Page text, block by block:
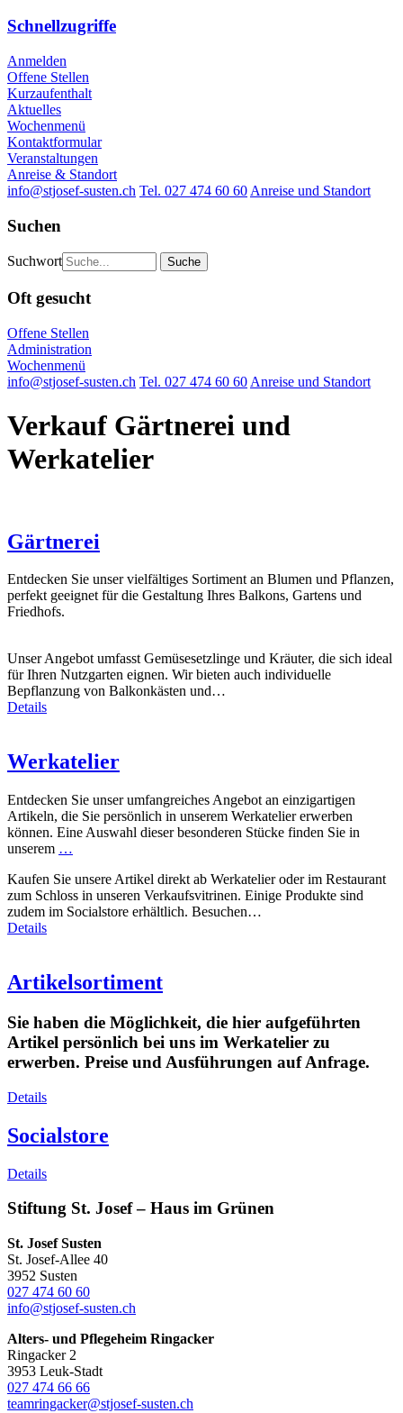
Schnellzugriffe
Anmelden
Offene Stellen
Kurzaufenthalt
Aktuelles
Wochenmenü
Kontaktformular
Veranstaltungen
Anreise & Standort
info@stjosef-susten.ch Tel. 027 474 60 60 Anreise und Standort
Suchen
Suchwort
Oft gesucht
Offene Stellen
Administration
Wochenmenü
info@stjosef-susten.ch Tel. 027 474 60 60 Anreise und Standort
Verkauf Gärtnerei und
Werkatelier
Gärtnerei
Entdecken Sie unser vielfältiges Sortiment an Blumen und Pflanzen,
perfekt geeignet für die Gestaltung Ihres Balkons, Gartens und
Friedhofs.
Unser Angebot umfasst Gemüsesetzlinge und Kräuter, die sich ideal
für Ihren Nutzgarten eignen. Wir bieten auch individuelle
Bepflanzung von Balkonkästen und…
Details
Werkatelier
Entdecken Sie unser umfangreiches Angebot an einzigartigen
Artikeln, die Sie persönlich in unserem Werkatelier erwerben
können. Eine Auswahl dieser besonderen Stücke finden Sie in
unserem …
Kaufen Sie unsere Artikel direkt ab Werkatelier oder im Restaurant
zum Schloss in unseren Verkaufsvitrinen. Einige Produkte sind
zudem im Socialstore erhältlich. Besuchen…
Details
Artikelsortiment
Sie haben die Möglichkeit, die hier aufgeführten
Artikel persönlich bei uns im Werkatelier zu
erwerben. Preise und Ausführungen auf Anfrage.
Details
Socialstore
Details
Stiftung St. Josef – Haus im Grünen
St. Josef Susten
St. Josef-Allee 40
3952 Susten
027 474 60 60
info@stjosef-susten.ch
Alters- und Pflegeheim Ringacker
Ringacker 2
3953 Leuk-Stadt
027 474 66 66
teamringacker@stjosef-susten.ch